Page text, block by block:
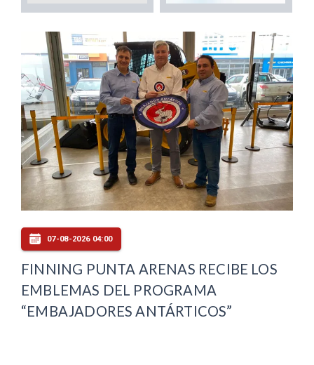
07-08-2026 04:00
FINNING PUNTA ARENAS RECIBE LOS
EMBLEMAS DEL PROGRAMA
“EMBAJADORES ANTÁRTICOS”